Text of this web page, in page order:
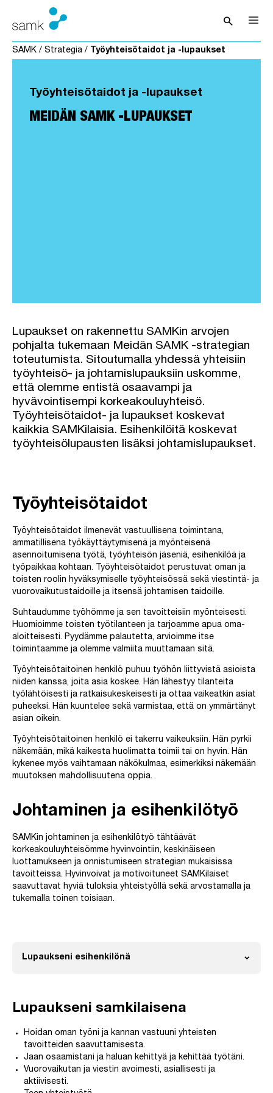
Siirry sisältöön
searchAvaa haku
SAMK / Strategia / Työyhteisötaidot ja -lupaukset
Työyhteisötaidot ja -lupaukset
MEIDÄN SAMK -LUPAUKSET
Lupaukset on rakennettu SAMKin arvojen
pohjalta tukemaan Meidän SAMK -strategian
toteutumista. Sitoutumalla yhdessä yhteisiin
työyhteisö- ja johtamislupauksiin uskomme,
että olemme entistä osaavampi ja
hyvävointisempi korkeakouluyhteisö.
Työyhteisötaidot- ja lupaukset koskevat
kaikkia SAMKilaisia. Esihenkilöitä koskevat
työyhteisölupausten lisäksi johtamislupaukset.
Työyhteisötaidot
Työyhteisötaidot ilmenevät vastuullisena toimintana,
ammatillisena työkäyttäytymisenä ja myönteisenä
asennoitumisena työtä, työyhteisön jäseniä, esihenkilöä ja
työpaikkaa kohtaan. Työyhteisötaidot perustuvat oman ja
toisten roolin hyväksymiselle työyhteisössä sekä viestintä- ja
vuorovaikutustaidoille ja itsensä johtamisen taidoille.
Suhtaudumme työhömme ja sen tavoitteisiin myönteisesti.
Huomioimme toisten työtilanteen ja tarjoamme apua oma-
aloitteisesti. Pyydämme palautetta, arvioimme itse
toimintaamme ja olemme valmiita muuttamaan sitä.
Työyhteisötaitoinen henkilö puhuu työhön liittyvistä asioista
niiden kanssa, joita asia koskee. Hän lähestyy tilanteita
työlähtöisesti ja ratkaisukeskeisesti ja ottaa vaikeatkin asiat
puheeksi. Hän kuuntelee sekä varmistaa, että on ymmärtänyt
asian oikein.
Työyhteisötaitoinen henkilö ei takerru vaikeuksiin. Hän pyrkii
näkemään, mikä kaikesta huolimatta toimii tai on hyvin. Hän
kykenee myös vaihtamaan näkökulmaa, esimerkiksi näkemään
muutoksen mahdollisuutena oppia.
Johtaminen ja esihenkilötyö
SAMKin johtaminen ja esihenkilötyö tähtäävät
korkeakouluyhteisömme hyvinvointiin, keskinäiseen
luottamukseen ja onnistumiseen strategian mukaisissa
tavoitteissa. Hyvinvoivat ja motivoituneet SAMKilaiset
saavuttavat hyviä tuloksia yhteistyöllä sekä arvostamalla ja
tukemalla toinen toisiaan.
Lupaukseni esihenkilönä
Avaa
expand_more
Lupaukseni samkilaisena
Hoidan oman työni ja kannan vastuuni yhteisten
tavoitteiden saavuttamisesta.
Jaan osaamistani ja haluan kehittyä ja kehittää työtäni.
Vuorovaikutan ja viestin avoimesti, asiallisesti ja
aktiivisesti.